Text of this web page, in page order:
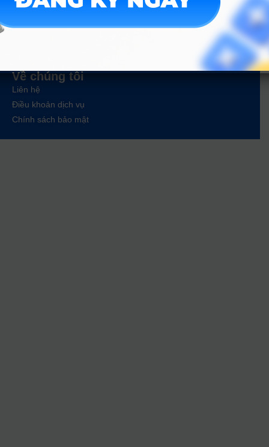
Tư vấn hướng nghiệp
Về chúng tôi
Liên hệ
Điều khoản dịch vụ
Chính sách bảo mật